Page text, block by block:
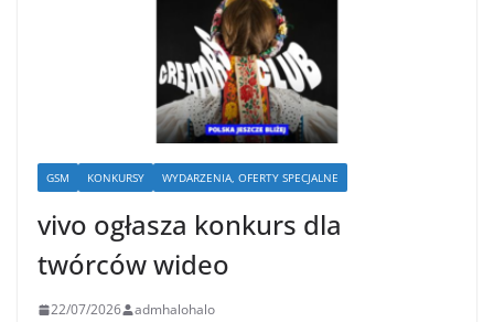
GSM KONKURSY WYDARZENIA, OFERTY SPECJALNE
vivo ogłasza konkurs dla
twórców wideo
22/07/2026 admhalohalo